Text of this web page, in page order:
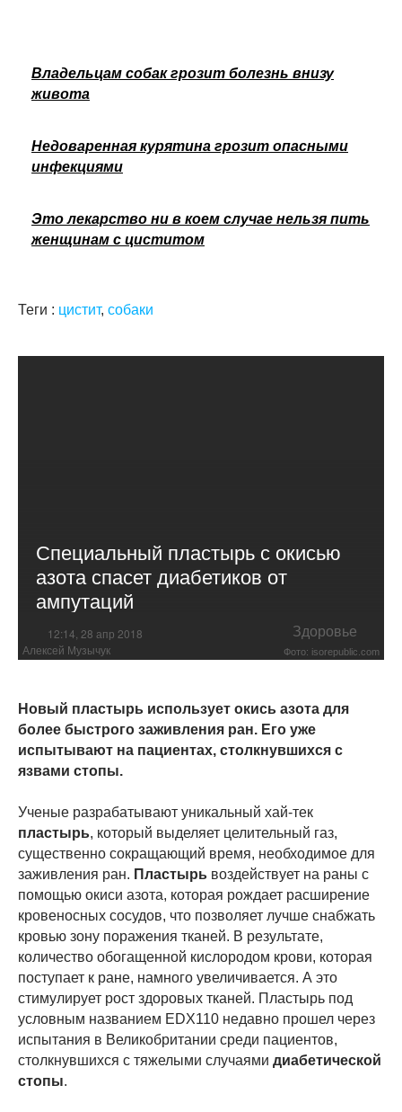
Владельцам собак грозит болезнь внизу
живота
Недоваренная курятина грозит опасными
инфекциями
Это лекарство ни в коем случае нельзя пить
женщинам с циститом
Теги : цистит, собаки
Специальный пластырь с окисью
азота спасет диабетиков от
ампутаций
12:14, 28 апр 2018 Здоровье
Алексей Музычук Фото: isorepublic.com
Новый пластырь использует окись азота для
более быстрого заживления ран. Его уже
испытывают на пациентах, столкнувшихся с
язвами стопы.
Ученые разрабатывают уникальный хай-тек
пластырь, который выделяет целительный газ,
существенно сокращающий время, необходимое для
заживления ран. Пластырь воздействует на раны с
помощью окиси азота, которая рождает расширение
кровеносных сосудов, что позволяет лучше снабжать
кровью зону поражения тканей. В результате,
количество обогащенной кислородом крови, которая
поступает к ране, намного увеличивается. А это
стимулирует рост здоровых тканей. Пластырь под
условным названием EDX110 недавно прошел через
испытания в Великобритании среди пациентов,
столкнувшихся с тяжелыми случаями диабетической
стопы.